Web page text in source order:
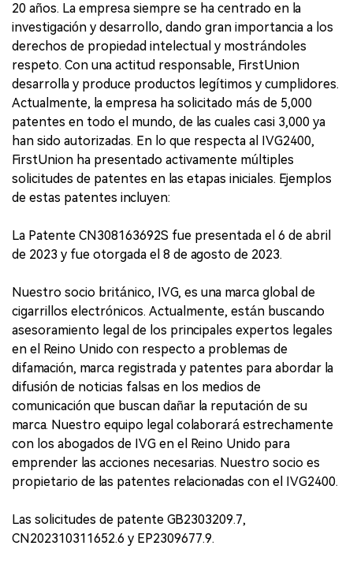
20 años. La empresa siempre se ha centrado en la
investigación y desarrollo, dando gran importancia a los
derechos de propiedad intelectual y mostrándoles
respeto. Con una actitud responsable, FirstUnion
desarrolla y produce productos legítimos y cumplidores.
Actualmente, la empresa ha solicitado más de 5,000
patentes en todo el mundo, de las cuales casi 3,000 ya
han sido autorizadas. En lo que respecta al IVG2400,
FirstUnion ha presentado activamente múltiples
solicitudes de patentes en las etapas iniciales. Ejemplos
de estas patentes incluyen:
La Patente CN308163692S fue presentada el 6 de abril
de 2023 y fue otorgada el 8 de agosto de 2023.
Nuestro socio británico, IVG, es una marca global de
cigarrillos electrónicos. Actualmente, están buscando
asesoramiento legal de los principales expertos legales
en el Reino Unido con respecto a problemas de
difamación, marca registrada y patentes para abordar la
difusión de noticias falsas en los medios de
comunicación que buscan dañar la reputación de su
marca. Nuestro equipo legal colaborará estrechamente
con los abogados de IVG en el Reino Unido para
emprender las acciones necesarias. Nuestro socio es
propietario de las patentes relacionadas con el IVG2400.
Las solicitudes de patente GB2303209.7,
CN202310311652.6 y EP2309677.9.